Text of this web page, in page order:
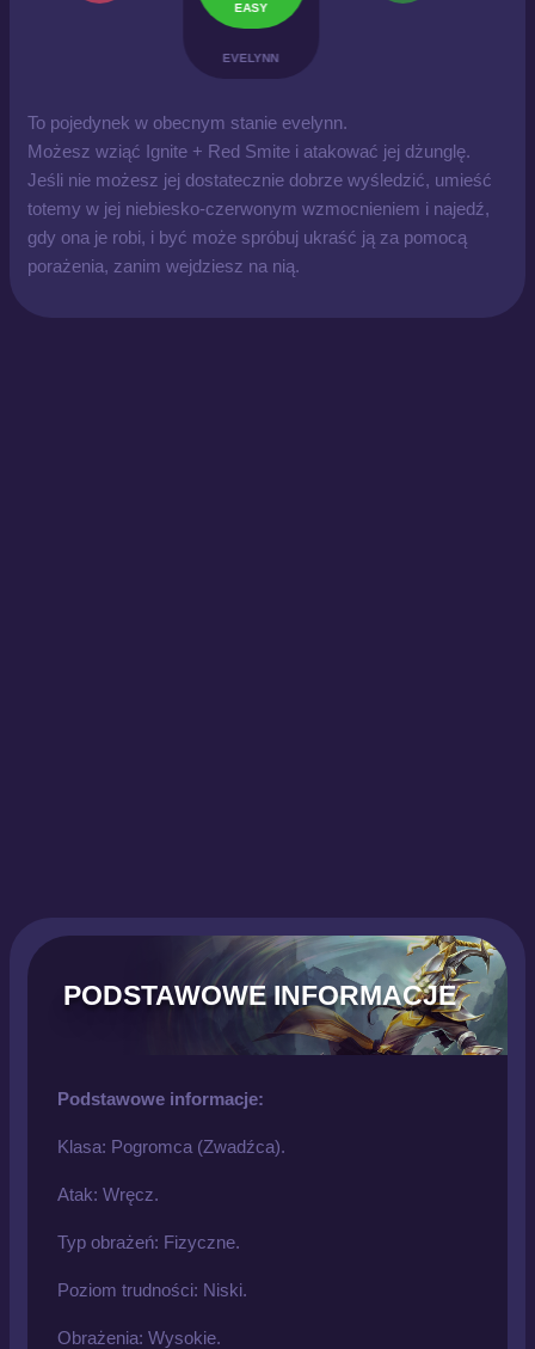
EASY
EVELYNN
To pojedynek w obecnym stanie evelynn.
Możesz wziąć Ignite + Red Smite i atakować jej dżunglę.
Jeśli nie możesz jej dostatecznie dobrze wyśledzić, umieść
totemy w jej niebiesko-czerwonym wzmocnieniem i najedź,
gdy ona je robi, i być może spróbuj ukraść ją za pomocą
porażenia, zanim wejdziesz na nią.
PODSTAWOWE INFORMACJE
Podstawowe informacje:
Klasa: Pogromca (Zwadźca).
Atak: Wręcz.
Typ obrażeń: Fizyczne.
Poziom trudności: Niski.
Obrażenia: Wysokie.